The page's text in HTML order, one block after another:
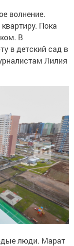
волнение.
Пока
В
в детский сад в
Лилия
люди. Марат